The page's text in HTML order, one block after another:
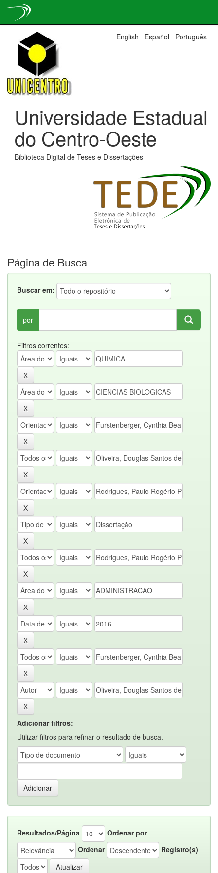
navigation
English Español Português
Universidade Estadual
do Centro-Oeste
Biblioteca Digital de Teses e Dissertações
Página de Busca
Buscar em:
por
Filtros correntes:
Adicionar filtros:
Utilizar filtros para refinar o resultado de busca.
Resultados/Página
Ordenar por
Ordenar
Registro(s)